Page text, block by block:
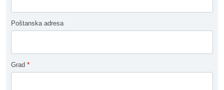
Poštanska adresa
Grad *